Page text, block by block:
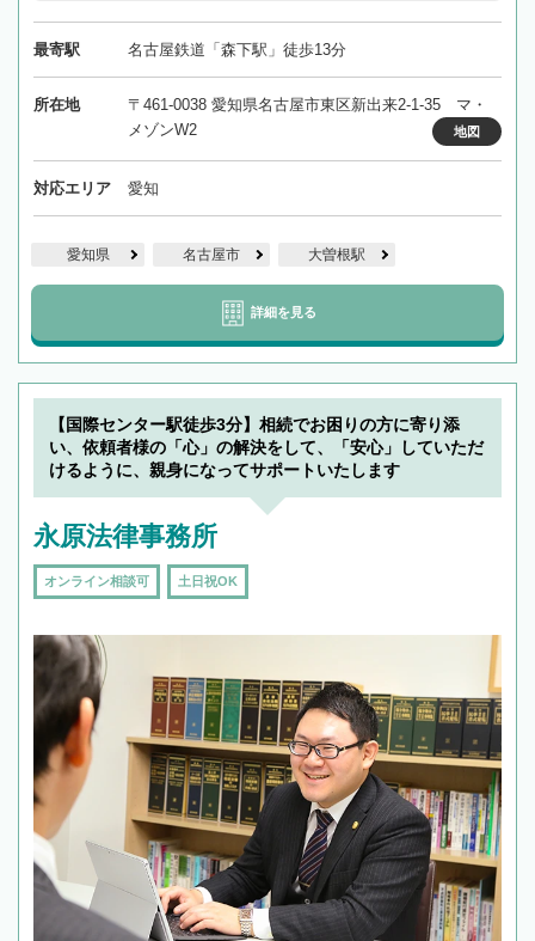
最寄駅 名古屋鉄道「森下駅」徒歩13分
所在地
〒461-0038 愛知県名古屋市東区新出来2-1-35 マ・
メゾンW2
地図
対応エリア 愛知
愛知県 名古屋市 大曽根駅
詳細を見る
【国際センター駅徒歩3分】相続でお困りの方に寄り添
い、依頼者様の「心」の解決をして、「安心」していただ
けるように、親身になってサポートいたします
永原法律事務所
オンライン相談可 土日祝OK